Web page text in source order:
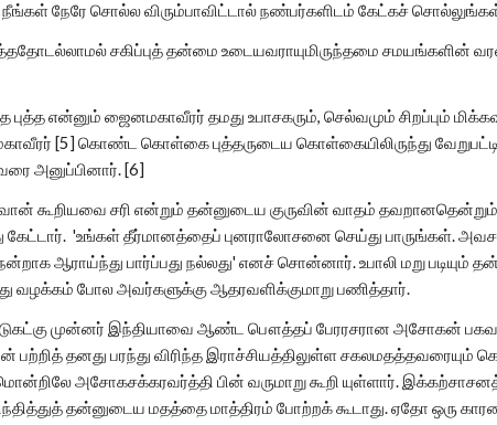
நேரே சொல்ல விரும்பாவிட்டால் நண்பர்களிடம் கேட்கச்
சகிப்புத் தன்மை உடையவராயுமிருந்தமை சமயங்களின்
என்னும் ஜைனமகாவீரர் தமது உபாசகரும், செல்வமும் சிறப்பும்
[5] கொண்ட கொள்கை புத்தருடைய கொள்கையிலிருந்து
அனுப்பினார். [6]
கூறியவை சரி என்றும் தன்னுடைய குருவின் வாதம்
கேட்டார். 'உங்கள் தீர்மானத்தைப் புனராலோசனை செய்து பாருங்கள்.
ஆராய்ந்து பார்ப்பது நல்லது' எனச் சொன்னார். உபாலி மறு படியும்
வழக்கம் போல அவர்களுக்கு ஆதரவளிக்குமாறு பணித்தார்.
முன்னர் இந்தியாவை ஆண்ட பௌத்தப் பேரரசரான அசோகன்
தனது பரந்து விரிந்த இராச்சியத்திலுள்ள சகலமதத்தவரையும்
அசோகசக்கரவர்த்தி பின் வருமாறு கூறி யுள்ளார்.
தன்னுடைய மதத்தை மாத்திரம் போற்றக் கூடாது. ஏதோ ஒரு